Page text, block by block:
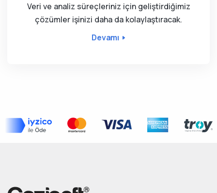
Veri ve analiz süreçleriniz için geliştirdiğimiz
çözümler işinizi daha da kolaylaştıracak.
Devamı